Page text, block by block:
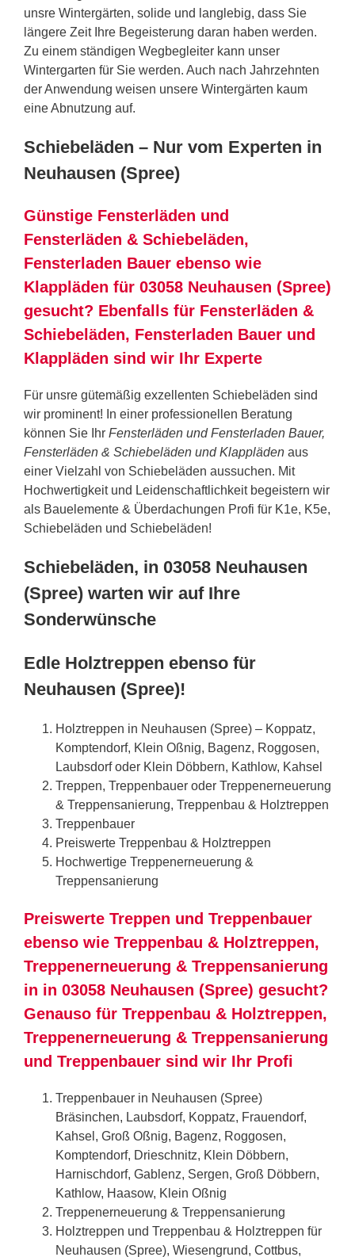
unsre Wintergärten, solide und langlebig, dass Sie
längere Zeit Ihre Begeisterung daran haben werden.
Zu einem ständigen Wegbegleiter kann unser
Wintergarten für Sie werden. Auch nach Jahrzehnten
der Anwendung weisen unsere Wintergärten kaum
eine Abnutzung auf.
Schiebeläden – Nur vom Experten in
Neuhausen (Spree)
Günstige Fensterläden und
Fensterläden & Schiebeläden,
Fensterladen Bauer ebenso wie
Klappläden für 03058 Neuhausen (Spree)
gesucht? Ebenfalls für Fensterläden &
Schiebeläden, Fensterladen Bauer und
Klappläden sind wir Ihr Experte
Für unsre gütemäßig exzellenten Schiebeläden sind
wir prominent! In einer professionellen Beratung
können Sie Ihr Fensterläden und Fensterladen Bauer,
Fensterläden & Schiebeläden und Klappläden aus
einer Vielzahl von Schiebeläden aussuchen. Mit
Hochwertigkeit und Leidenschaftlichkeit begeistern wir
als Bauelemente & Überdachungen Profi für K1e, K5e,
Schiebeläden und Schiebeläden!
Schiebeläden, in 03058 Neuhausen
(Spree) warten wir auf Ihre
Sonderwünsche
Edle Holztreppen ebenso für
Neuhausen (Spree)!
Holztreppen in Neuhausen (Spree) – Koppatz,
Komptendorf, Klein Oßnig, Bagenz, Roggosen,
Laubsdorf oder Klein Döbbern, Kathlow, Kahsel
Treppen, Treppenbauer oder Treppenerneuerung
& Treppensanierung, Treppenbau & Holztreppen
Treppenbauer
Preiswerte Treppenbau & Holztreppen
Hochwertige Treppenerneuerung &
Treppensanierung
Preiswerte Treppen und Treppenbauer
ebenso wie Treppenbau & Holztreppen,
Treppenerneuerung & Treppensanierung
in in 03058 Neuhausen (Spree) gesucht?
Genauso für Treppenbau & Holztreppen,
Treppenerneuerung & Treppensanierung
und Treppenbauer sind wir Ihr Profi
Treppenbauer in Neuhausen (Spree)
Bräsinchen, Laubsdorf, Koppatz, Frauendorf,
Kahsel, Groß Oßnig, Bagenz, Roggosen,
Komptendorf, Drieschnitz, Klein Döbbern,
Harnischdorf, Gablenz, Sergen, Groß Döbbern,
Kathlow, Haasow, Klein Oßnig
Treppenerneuerung & Treppensanierung
Holztreppen und Treppenbau & Holztreppen für
Neuhausen (Spree), Wiesengrund, Cottbus,